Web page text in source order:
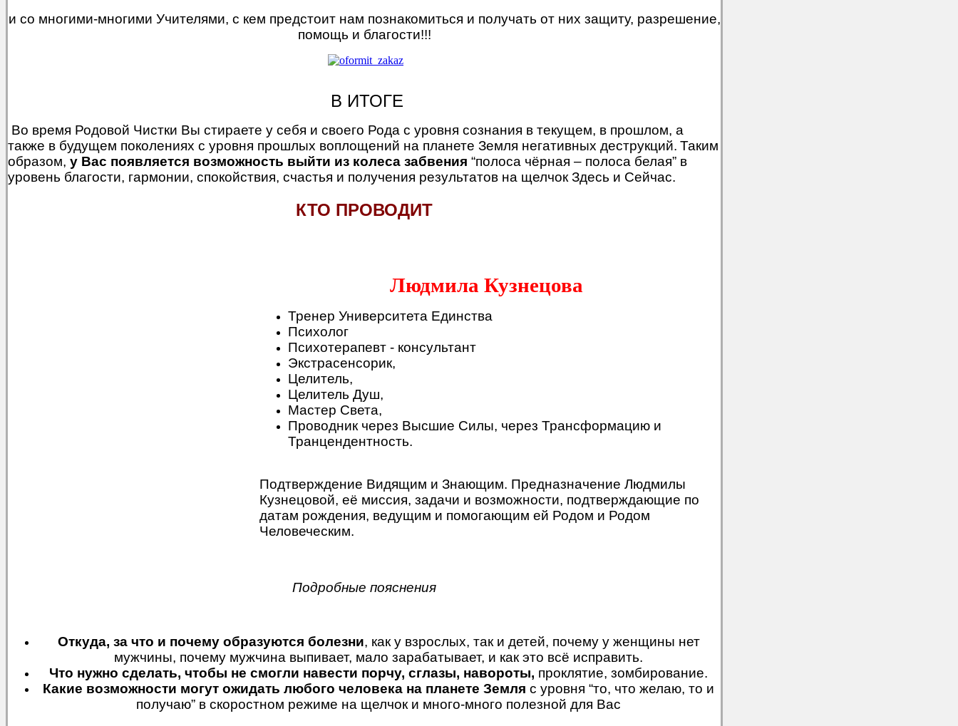
и со многими-многими Учителями, с кем предстоит нам познакомиться и получать от них защиту, разрешение,
помощь и благости!!!
В ИТОГЕ
Во время Родовой Чистки Вы стираете у себя и своего Рода с уровня сознания в текущем, в прошлом, а
также в будущем поколениях с уровня прошлых воплощений на планете Земля негативных деструкций. Таким
образом, у Вас появляется возможность выйти из колеса забвения “полоса чёрная – полоса белая” в
уровень благости, гармонии, спокойствия, счастья и получения результатов на щелчок Здесь и Сейчас.
КТО ПРОВОДИТ
Людмила Кузнецова
Тренер Университета Единства
Психолог
Психотерапевт - консультант
Экстрасенсорик,
Целитель,
Целитель Душ,
Мастер Света,
Проводник через Высшие Силы, через Трансформацию и
Транцендентность.
Подтверждение Видящим и Знающим. Предназначение Людмилы
Кузнецовой, её миссия, задачи и возможности, подтверждающие по
датам рождения, ведущим и помогающим ей Родом и Родом
Человеческим.
Подробные пояснения
Откуда, за что и почему образуются болезни, как у взрослых, так и детей, почему у женщины нет
мужчины, почему мужчина выпивает, мало зарабатывает, и как это всё исправить.
Что нужно сделать, чтобы не смогли навести порчу, сглазы, навороты, проклятие, зомбирование.
Какие возможности могут ожидать любого человека на планете Земля с уровня “то, что желаю, то и
получаю” в скоростном режиме на щелчок и много-много полезной для Вас